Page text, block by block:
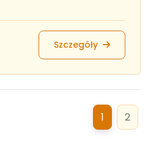
Szczegóły
1 2